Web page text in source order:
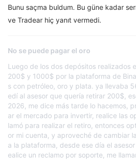
Bunu saçma buldum. Bu güne kadar
ve Tradear hiç yanıt vermedi.
No se puede pagar el oro
Luego de los dos depósitos realizados
200$ y 1000$ por la plataforma de
s con petróleo, oro y plata. ya llevaba
edí al asesor que quería retirar 200$,
2026, me dice más tarde lo hacemos,
ar el mercado para invertir, realice las
lamó para realizar el retiro, entonces
or mi cuenta, y aproveché de cambiar
a la plataforma, desde ese día el
ealice un reclamo por soporte, me